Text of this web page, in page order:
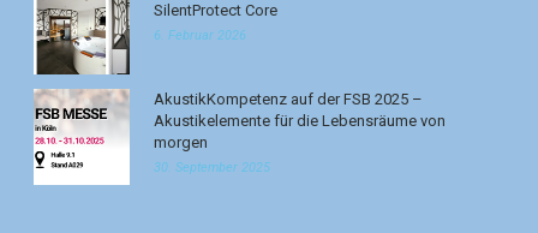
SilentProtect Core
6. Februar 2026
AkustikKompetenz auf der FSB 2025 –
Akustikelemente für die Lebensräume von
morgen
30. September 2025